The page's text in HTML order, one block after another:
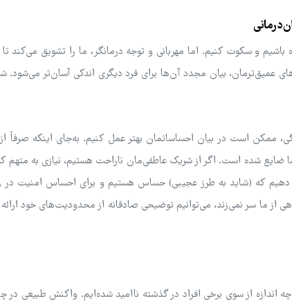
و سکوت کنیم. اما مهربانی و توجه درمانگر، ما را تشویق می‌کند تا
عمیق‌ترمان، بیان مجدد آن‌ها برای فرد دیگری اندکی آسان‌تر
ممکن است در بیان احساساتمان بهتر عمل کنیم. به‌جای اینکه صرفاً از
شده است. اگر از شریک عاطفی‌مان ناراحت هستیم، نیازی به متهم
دهیم که (شاید به طرز عجیبی) حساس هستیم و برای احساس امنیت در
از ما سر نمی‌زند، می‌توانیم توضیحی صادقانه از محدودیت‌های خود
اندازه از سوی برخی افراد در گذشته ناامید شده‌ایم. واکنش طبیعی